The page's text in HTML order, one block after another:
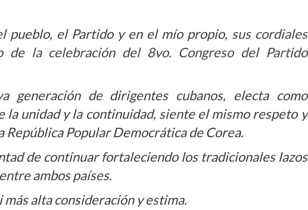
pueblo, el Partido y en el mío propio, sus cordiales
de la celebración del 8vo. Congreso del Partido
generación de dirigentes cubanos, electa como
la unidad y la continuidad, siente el mismo respeto y
República Popular Democrática de Corea.
de continuar fortaleciendo los tradicionales lazos
ambos países.
alta consideración y estima.